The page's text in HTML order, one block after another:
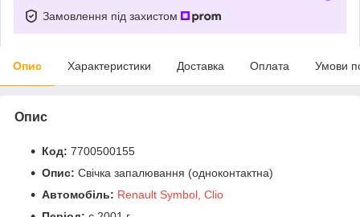
Замовлення під захистом
Опис Характеристики Доставка Оплата Умови
Опис
Код: 7700500155
Опис: Свічка запалювання (одноконтактна)
Автомобіль: Renault Symbol, Clio